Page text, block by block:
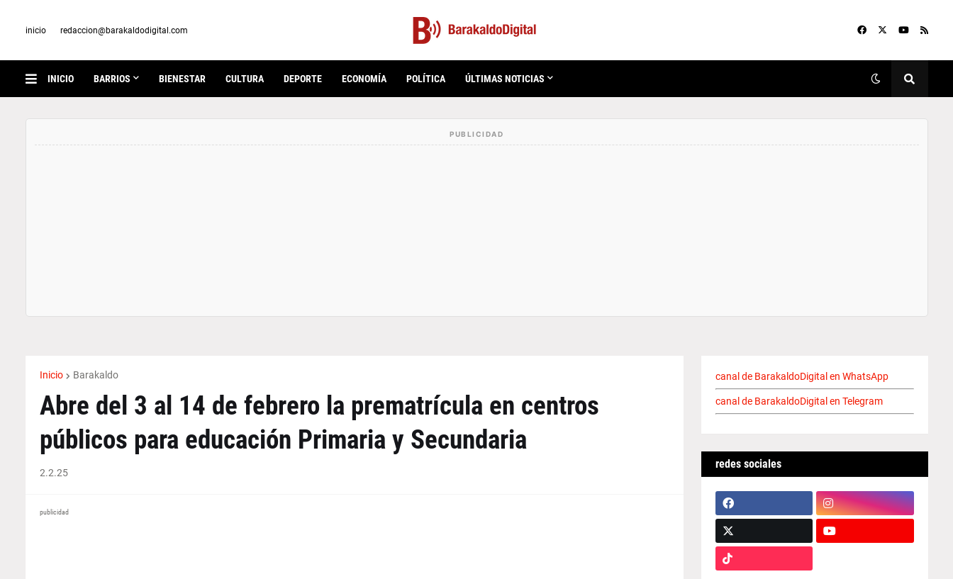
inicio redaccion@barakaldodigital.com
INICIO BARRIOS BIENESTAR CULTURA DEPORTE ECONOMÍA POLÍTICA ÚLTIMAS NOTICIAS
Inicio Barakaldo
Abre del 3 al 14 de febrero la prematrícula en centros
públicos para educación Primaria y Secundaria
2.2.25
publicidad
canal de BarakaldoDigital en WhatsApp
canal de BarakaldoDigital en Telegram
redes sociales